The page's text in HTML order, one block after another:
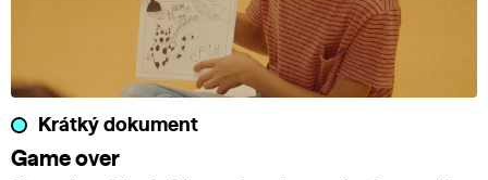
Krátký dokument
Game over